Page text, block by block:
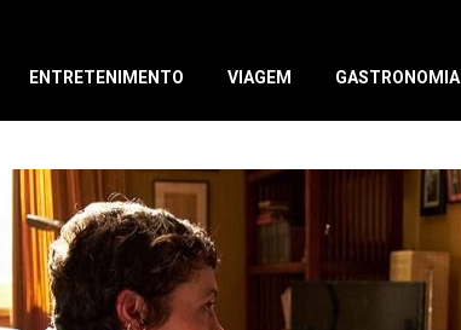
ENTRETENIMENTO VIAGEM GASTRONOMIA